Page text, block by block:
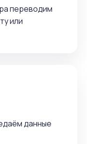
переводим
или
данные